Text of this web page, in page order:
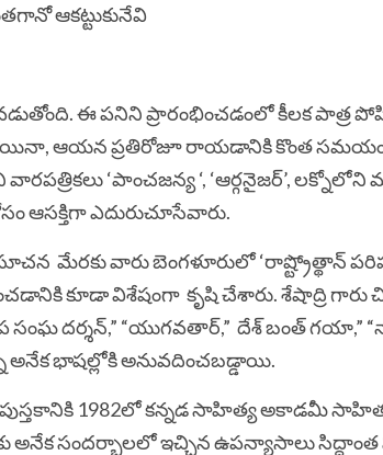
ఆకట్టుకునేవి
ఈ పనిని ప్రారంభించడంలో కీలక పాత్ర
ఆయన ప్రతిరోజూ రాయడానికి కొంత
‘పాంచజన్య ‘, ‘ఆర్గనైజర్’, లక్నోలోని
ఆసక్తిగా ఎదురుచూసేవారు.
మేరకు వారు బెంగళూరులో ‘రాష్ట్రోత్థాన్
కూడా విశేషంగా కృషి చేశారు. శేషాద్రి గారు
దర్శన్,” “యుగవతార్,” దేశ్ బంత్ గయా,”
అనేక భాషల్లోకి అనువదించబడ్డాయి.
1982లో కన్నడ సాహిత్య అకాడమీ
అనేక సందర్భాలలో ఇచ్చిన ఉపన్యాసాలు